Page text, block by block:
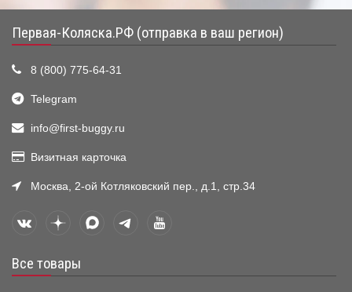
Первая-Коляска.РФ (отправка в ваш регион)
8 (800) 775-64-31
Telegram
info@first-buggy.ru
Визитная карточка
Москва, 2-ой Котляковский пер., д.1, стр.34
Все товары